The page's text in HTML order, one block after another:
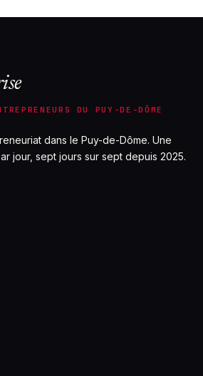
DU PUY-DE-DÔME
dans le Puy-de-Dôme. Une
jour, sept jours sur sept depuis 2025.